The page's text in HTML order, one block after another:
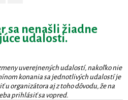
sa nenašli žiadne
udalosti.
uverejnených udalostí, nakoľko nie
konania sa jednotlivých udalostí je
u organizátora aj z toho dôvodu, že na
prihlásiť sa vopred.